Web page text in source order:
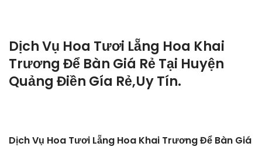
Dịch Vụ Hoa Tươi Lẵng Hoa Khai
Trương Để Bàn Giá Rẻ Tại Huyện
Quảng Điền Gía Rẻ,Uy Tín.
Dịch Vụ Hoa Tươi Lẵng Hoa Khai Trương Để Bàn Giá